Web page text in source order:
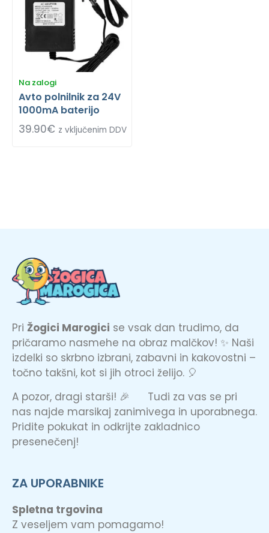
Na zalogi
Avto polnilnik za 24V
1000mA baterijo
39.90€ z vključenim DDV
Pri Žogici Marogici se vsak dan trudimo, da
pričaramo nasmehe na obraz malčkov! ✨ Naši
izdelki so skrbno izbrani, zabavni in kakovostni –
točno takšni, kot si jih otroci želijo. 🎈
A pozor, dragi starši! 🎉 Tudi za vas se pri
nas najde marsikaj zanimivega in uporabnega.
Pridite pokukat in odkrijte zakladnico
presenečenj!
ZA UPORABNIKE
Spletna trgovina
Z veseljem vam pomagamo!